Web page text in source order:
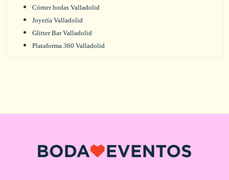
Córner bodas Valladolid
Joyería Valladolid
Glitter Bar Valladolid
Plataforma 360 Valladolid